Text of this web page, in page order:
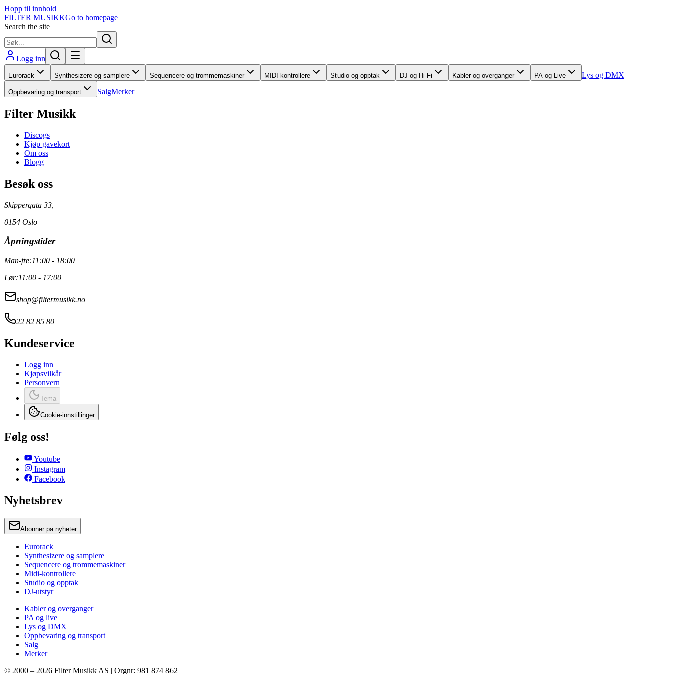
Hopp til innhold
FILTER MUSIKKGo to homepage
Search the site
Logg inn
Eurorack Synthesizere og samplere Sequencere og trommemaskiner MIDI-kontrollere Studio og opptak DJ og Hi-Fi Kabler og overganger PA og Live Lys og DMX
Oppbevaring og transport SalgMerker
Filter Musikk
Discogs
Kjøp gavekort
Om oss
Blogg
Besøk oss
Skippergata 33,
0154 Oslo
Åpningstider
Man-fre:11:00 - 18:00
Lør:11:00 - 17:00
shop@filtermusikk.no
22 82 85 80
Kundeservice
Logg inn
Kjøpsvilkår
Personvern
Tema
Cookie-innstillinger
Følg oss!
Youtube
Instagram
Facebook
Nyhetsbrev
Abonner på nyheter
Eurorack
Synthesizere og samplere
Sequencere og trommemaskiner
Midi-kontrollere
Studio og opptak
DJ-utstyr
Kabler og overganger
PA og live
Lys og DMX
Oppbevaring og transport
Salg
Merker
© 2000 – 2026 Filter Musikk AS | Orgnr: 981 874 862